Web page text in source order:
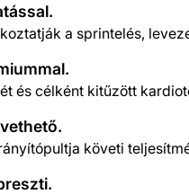
a sprintelés,
és célként kitűzött
követi